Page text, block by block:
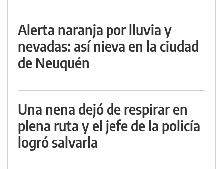
Alerta naranja por lluvia y
nevadas: así nieva en la ciudad
de Neuquén
Una nena dejó de respirar en
plena ruta y el jefe de la policía
logró salvarla